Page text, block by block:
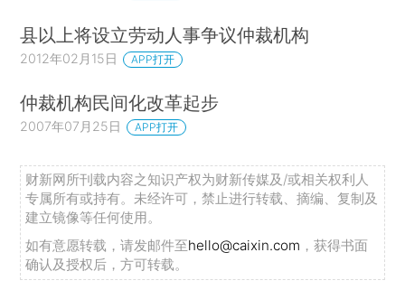
县以上将设立劳动人事争议仲裁机构
2012年02月15日 APP打开
仲裁机构民间化改革起步
2007年07月25日 APP打开
财新网所刊载内容之知识产权为财新传媒及/或相关权利人
专属所有或持有。未经许可，禁止进行转载、摘编、复制及
建立镜像等任何使用。
如有意愿转载，请发邮件至hello@caixin.com ，获得书面
确认及授权后，方可转载。